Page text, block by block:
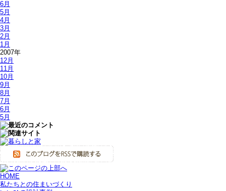
6月
5月
4月
3月
2月
1月
2007年
12月
11月
10月
9月
8月
7月
6月
5月
HOME
私たちとの住まいづくり